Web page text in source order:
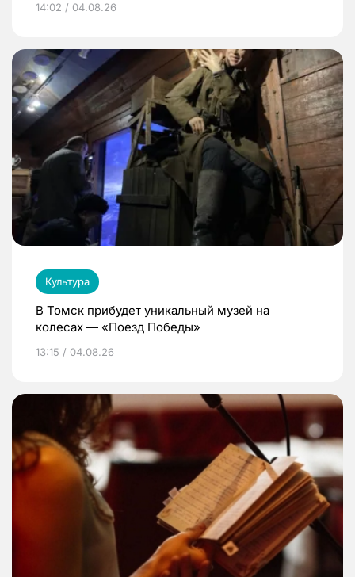
14:02 / 04.08.26
Культура
В Томск прибудет уникальный музей на
колесах — «Поезд Победы»
13:15 / 04.08.26